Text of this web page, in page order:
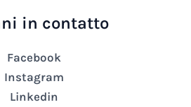
in contatto
Facebook
Instagram
Linkedin